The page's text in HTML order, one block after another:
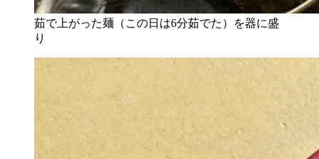
茹で上がった麺（この日は6分茹でた）を器に盛
り